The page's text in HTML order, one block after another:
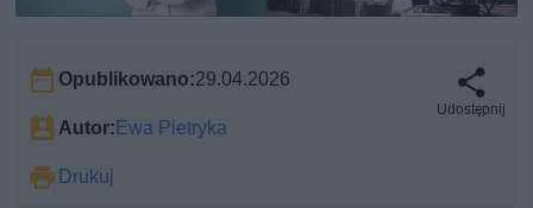
Opublikowano:29.04.2026
Autor: Ewa Pietryka
Drukuj
Udostępnij